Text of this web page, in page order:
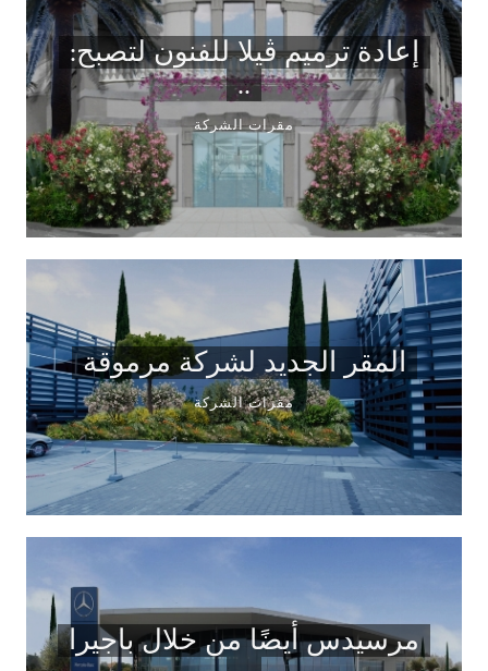
:إعادة ترميم ڤيلا للفنون لتصبح
..
مقرات الشركة
المقر الجديد لشركة مرموقة
مقرات الشركة
مرسيدس أيضًا من خلال باجيرا